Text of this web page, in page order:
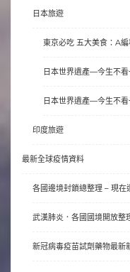
日本旅遊
東京必吃 五大美食：A
日本世界遺產—今生不
日本世界遺產—今生不
印度旅遊
最新全球疫情資料
各國邊境封鎖總整理 – 現在
武漢肺炎．各國國境開放整
新冠病毒疫苗試劑藥物最新